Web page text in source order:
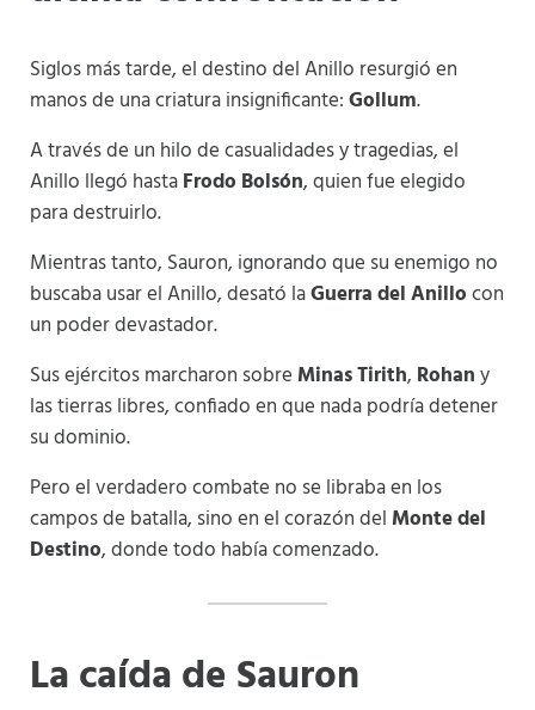
Siglos más tarde, el destino del Anillo resurgió en
manos de una criatura insignificante:Gollum.
A través de un hilo de casualidades y tragedias, el
Anillo llegó hastaFrodo Bolsón, quien fue elegido
para destruirlo.
Mientras tanto, Sauron, ignorando que su enemigo no
buscaba usar el Anillo, desató laGuerra del Anillocon
un poder devastador.
Sus ejércitos marcharon sobre Minas Tirith, Rohany
las tierras libres, confiado en que nada podría detener
su dominio.
Pero el verdadero combate no se libraba en los
campos de batalla, sino en el corazón del Monte del
Destino, donde todo había comenzado.
La caída de Sauron